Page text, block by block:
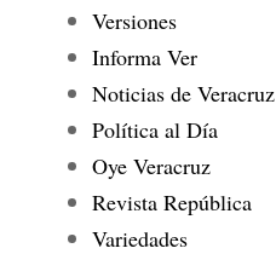
Versiones
Informa Ver
Noticias de Veracruz
Política al Día
Oye Veracruz
Revista República
Variedades